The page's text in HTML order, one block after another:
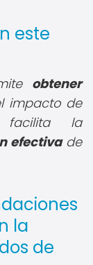
este
obtener
impacto de
la
efectivade
la
de